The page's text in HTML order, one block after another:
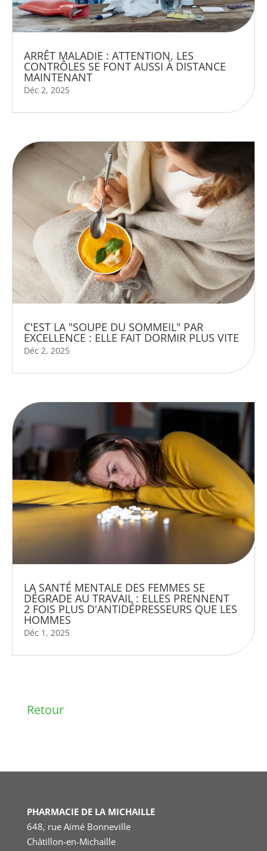
ARRÊT MALADIE : ATTENTION, LES
CONTRÔLES SE FONT AUSSI À DISTANCE
MAINTENANT
Déc 2, 2025
C'EST LA "SOUPE DU SOMMEIL" PAR
EXCELLENCE : ELLE FAIT DORMIR PLUS VITE
Déc 2, 2025
LA SANTÉ MENTALE DES FEMMES SE
DÉGRADE AU TRAVAIL : ELLES PRENNENT
2 FOIS PLUS D'ANTIDÉPRESSEURS QUE LES
HOMMES
Déc 1, 2025
Retour
PHARMACIE DE LA MICHAILLE
648, rue Aimé Bonneville
Châtillon-en-Michaille